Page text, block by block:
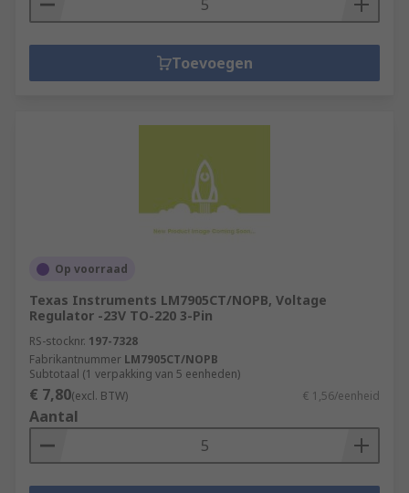
Toevoegen
Op voorraad
Texas Instruments LM7905CT/NOPB, Voltage
Regulator -23V TO-220 3-Pin
RS-stocknr. 197-7328
Fabrikantnummer LM7905CT/NOPB
Subtotaal (1 verpakking van 5 eenheden)
€ 7,80(excl. BTW) € 1,56/eenheid
Aantal